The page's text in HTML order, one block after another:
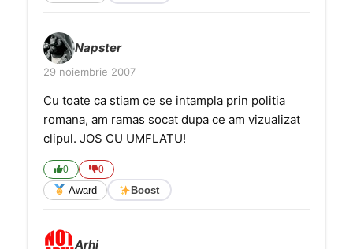
Napster
29 noiembrie 2007
Cu toate ca stiam ce se intampla prin politia
romana, am ramas socat dupa ce am vizualizat
clipul. JOS CU UMFLATU!
0 0
Award Boost
Arhi